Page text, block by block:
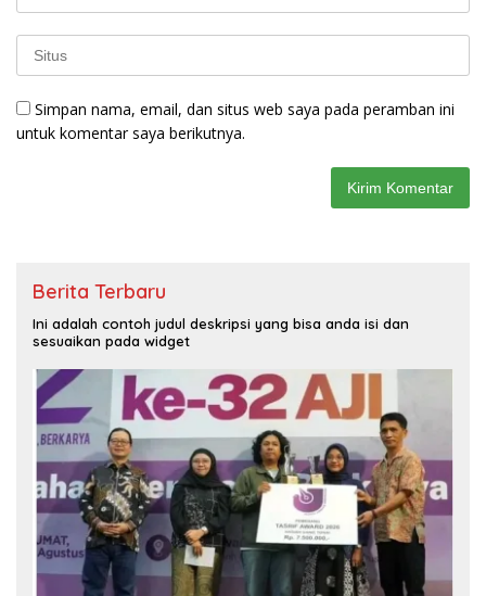
Simpan nama, email, dan situs web saya pada peramban ini
untuk komentar saya berikutnya.
Berita Terbaru
Ini adalah contoh judul deskripsi yang bisa anda isi dan
sesuaikan pada widget